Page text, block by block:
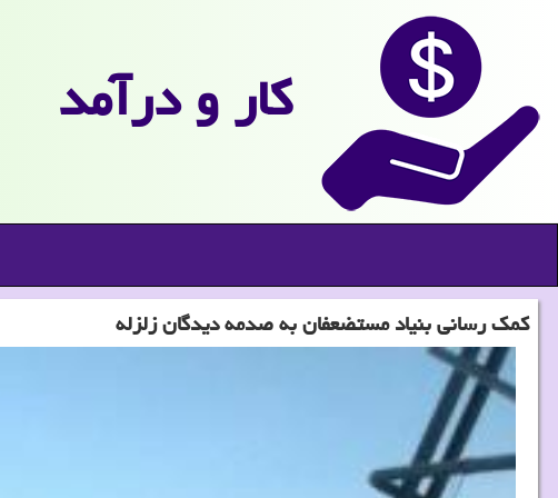
كار و درآمد
كمك رسانی بنیاد مستضعفان به صدمه دیدگان زلزله